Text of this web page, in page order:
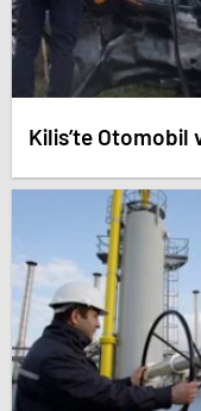
Kilis’te Otomobil